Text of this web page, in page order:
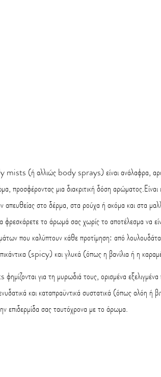
(ή αλλιώς body sprays) είναι ανάλαφρα,
προσφέροντας μια διακριτική δόση
στο δέρμα, στα ρούχα ή ακόμα και στα
φρεσκάρετε το άρωμά σας χωρίς το αποτέλεσμα να
που καλύπτουν κάθε προτίμηση: από
(spicy) και γλυκά (όπως η βανίλια ή η
για τη μυρωδιά τους, ορισμένα
και καταπραϋντικά συστατικά (όπως αλόη
επιδερμίδα σας ταυτόχρονα με το άρωμα.